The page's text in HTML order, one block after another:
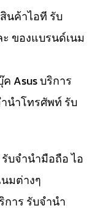
นค้าไอที รับ
ของแบรนด์เนม
Asus บริการ
นำโทรศัพท์ รับ
บจำนำมือถือ ไอ
มต่างๆ
าร รับจำนำ